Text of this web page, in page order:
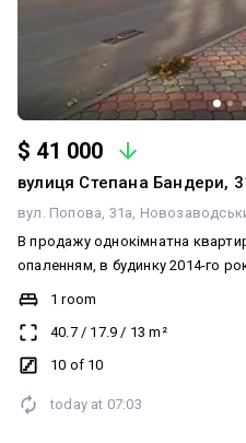
$ 41 000
вулиця Степана Бандери,
вул. Попова, 31а
В продажу однокімнатна
опаленням, в будинку 2014-го
Степана Бандери (колишня
Шерстянка та мостовим
вокзалу. - Планування: загальна
кухня 13 м2, просторий
десятиповерхівки, над
1 room
40.7/ 17.9 / 13 m²
10 of 10
today at 07:03